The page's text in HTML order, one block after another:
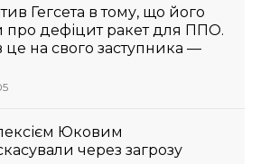
Гегсета в тому, що його
про дефіцит ракет для ППО.
на свого заступника —
Юковим
через загрозу